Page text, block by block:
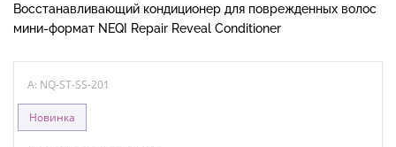
Восстанавливающий кондиционер для поврежденных волос
мини-формат NEQI Repair Reveal Conditioner
A: NQ-ST-SS-201
Новинка